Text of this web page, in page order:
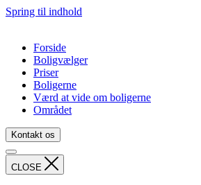
Spring til indhold
Forside
Boligvælger
Priser
Boligerne
Værd at vide om boligerne
Området
Kontakt os
CLOSE